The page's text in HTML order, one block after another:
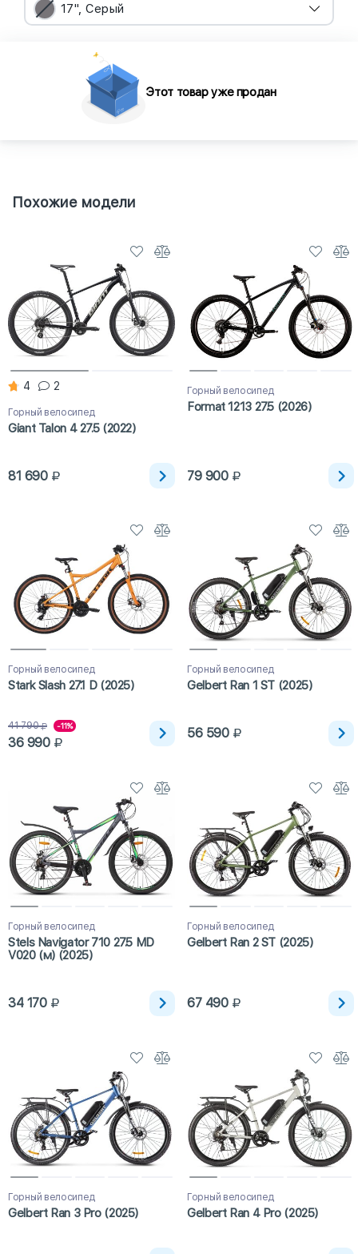
17", Серый
Этот товар уже продан
Похожие модели
4 2
Горный велосипед
Giant Talon 4 27.5 (2022)
81 690
Горный велосипед
Format 1213 27.5 (2026)
79 900
Горный велосипед
Stark Slash 27.1 D (2025)
41 790 -11%
36 990
Горный велосипед
Gelbert Ran 1 ST (2025)
56 590
Горный велосипед
Stels Navigator 710 27.5 MD
V020 (м) (2025)
34 170
Горный велосипед
Gelbert Ran 2 ST (2025)
67 490
Горный велосипед
Gelbert Ran 3 Pro (2025)
Горный велосипед
Gelbert Ran 4 Pro (2025)